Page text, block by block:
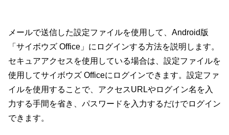
メールで送信した設定ファイルを使用して、Android版
「サイボウズ Office」にログインする方法を説明します。
セキュアアクセスを使用している場合は、設定ファイルを
使用してサイボウズ Officeにログインできます。設定ファ
イルを使用することで、アクセスURLやログイン名を入
力する手間を省き、パスワードを入力するだけでログイン
できます。